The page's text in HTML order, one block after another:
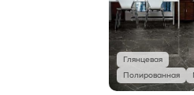
Глянцевая
Полированная